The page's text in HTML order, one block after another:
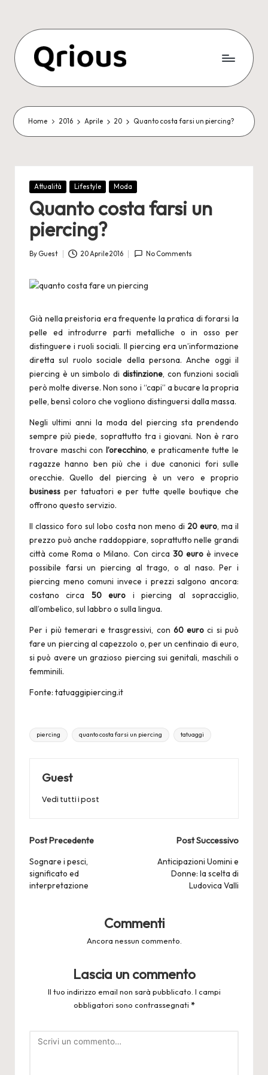
content
Home 2016 Aprile 20 Quanto costa farsi un piercing?
Posted
Attualità Lifestyle Moda
Quanto costa farsi un
piercing?
Posted
By Guest 20 Aprile 2016 No Comments
Già nella preistoria era frequente la pratica di forarsi la
pelle ed introdurre parti metalliche o in osso per
distinguere i ruoli sociali. Il piercing era un’informazione
diretta sul ruolo sociale della persona. Anche oggi il
piercing è un simbolo di distinzione, con funzioni sociali
però molte diverse. Non sono i “capi” a bucare la propria
pelle, bensì coloro che vogliono distinguersi dalla massa.
Negli ultimi anni la moda del piercing sta prendendo
sempre più piede, soprattutto tra i giovani. Non è raro
trovare maschi con l’orecchino, e praticamente tutte le
ragazze hanno ben più che i due canonici fori sulle
orecchie. Quello del piercing è un vero e proprio
business per tatuatori e per tutte quelle boutique che
offrono questo servizio.
Il classico foro sul lobo costa non meno di 20 euro, ma il
prezzo può anche raddoppiare, soprattutto nelle grandi
città come Roma o Milano. Con circa 30 euroè invece
possibile farsi un piercing al trago, o al naso. Per i
piercing meno comuni invece i prezzi salgono ancora:
costano circa 50 euro i piercing al sopracciglio,
all’ombelico, sul labbro o sulla lingua.
Per i più temerari e trasgressivi, con 60 euro ci si può
fare un piercing al capezzolo o, per un centinaio di euro,
si può avere un grazioso piercing sui genitali, maschili o
femminili.
Fonte: tatuaggipiercing.it
Tags:
piercing quanto costa farsi un piercing tatuaggi
Guest
Vedi tutti i post
Post
navigation
Post Precedente
Sognare i pesci,
significato ed
interpretazione
Post Successivo
Anticipazioni Uomini e
Donne: la scelta di
Ludovica Valli
Commenti
Ancora nessun commento.
Lascia un commento
Il tuo indirizzo email non sarà pubblicato. I campi
obbligatori sono contrassegnati *